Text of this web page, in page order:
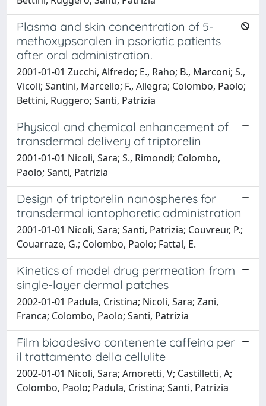
Plasma and skin concentration of 5-
methoxypsoralen in psoriatic patients
after oral administration.
2001-01-01 Zucchi, Alfredo; E., Raho; B., Marconi; S.,
Vicoli; Santini, Marcello; F., Allegra; Colombo, Paolo;
Bettini, Ruggero; Santi, Patrizia
Physical and chemical enhancement of
transdermal delivery of triptorelin
2001-01-01 Nicoli, Sara; S., Rimondi; Colombo,
Paolo; Santi, Patrizia
Design of triptorelin nanospheres for
transdermal iontophoretic administration
2001-01-01 Nicoli, Sara; Santi, Patrizia; Couvreur, P.;
Couarraze, G.; Colombo, Paolo; Fattal, E.
Kinetics of model drug permeation from
single-layer dermal patches
2002-01-01 Padula, Cristina; Nicoli, Sara; Zani,
Franca; Colombo, Paolo; Santi, Patrizia
Film bioadesivo contenente caffeina per
il trattamento della cellulite
2002-01-01 Nicoli, Sara; Amoretti, V; Castilletti, A;
Colombo, Paolo; Padula, Cristina; Santi, Patrizia